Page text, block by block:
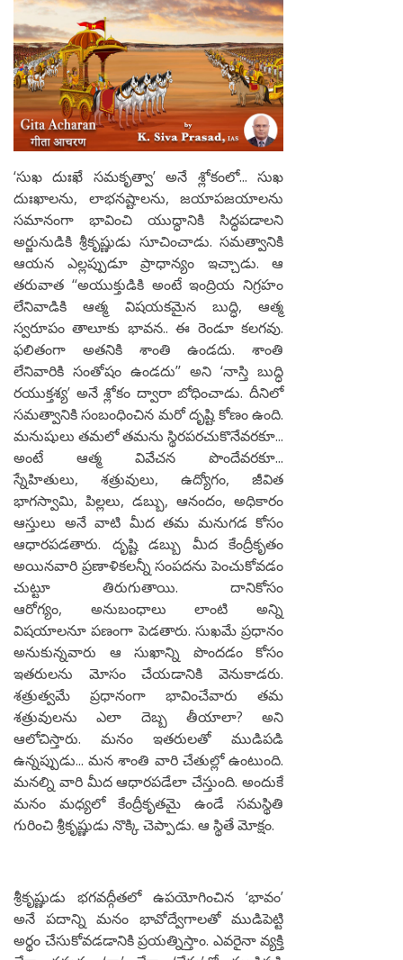
‘సుఖ దుఃఖే సమకృత్వా’ అనే శ్లోకంలో... సుఖ
దుఃఖాలను, లాభనష్టాలను, జయాపజయాలను
సమానంగా భావించి యుద్ధానికి సిద్ధపడాలని
అర్జునుడికి శ్రీకృష్ణుడు సూచించాడు. సమత్వానికి
ఆయన ఎల్లప్పుడూ ప్రాధాన్యం ఇచ్చాడు. ఆ
తరువాత ‘‘అయుక్తుడికి అంటే ఇంద్రియ నిగ్రహం
లేనివాడికి ఆత్మ విషయకమైన బుద్ధి, ఆత్మ
స్వరూపం తాలూకు భావన.. ఈ రెండూ కలగవు.
ఫలితంగా అతనికి శాంతి ఉండదు. శాంతి
లేనివారికి సంతోషం ఉండదు’’ అని ‘నాస్తి బుద్ధి
రయుక్తశ్య’ అనే శ్లోకం ద్వారా బోధించాడు. దీనిలో
సమత్వానికి సంబంధించిన మరో దృష్టి కోణం ఉంది.
మనుషులు తమలో తమను స్థిరపరచుకొనేవరకూ...
అంటే ఆత్మ వివేచన పొందేవరకూ...
స్నేహితులు, శత్రువులు, ఉద్యోగం, జీవిత
భాగస్వామి, పిల్లలు, డబ్బు, ఆనందం, అధికారం
ఆస్తులు అనే వాటి మీద తమ మనుగడ కోసం
ఆధారపడతారు. దృష్టి డబ్బు మీద కేంద్రీకృతం
అయినవారి ప్రణాళికలన్నీ సంపదను పెంచుకోవడం
చుట్టూ తిరుగుతాయి. దానికోసం
ఆరోగ్యం, అనుబంధాలు లాంటి అన్ని
విషయాలనూ పణంగా పెడతారు. సుఖమే ప్రధానం
అనుకున్నవారు ఆ సుఖాన్ని పొందడం కోసం
ఇతరులను మోసం చేయడానికి వెనుకాడరు.
శత్రుత్వమే ప్రధానంగా భావించేవారు తమ
శత్రువులను ఎలా దెబ్బ తీయాలా? అని
ఆలోచిస్తారు. మనం ఇతరులతో ముడిపడి
ఉన్నప్పుడు... మన శాంతి వారి చేతుల్లో ఉంటుంది.
మనల్ని వారి మీద ఆధారపడేలా చేస్తుంది. అందుకే
మనం మధ్యలో కేంద్రీకృతమై ఉండే సమస్థితి
గురించి శ్రీకృష్ణుడు నొక్కి చెప్పాడు. ఆ స్థితే మోక్షం.
శ్రీకృష్ణుడు భగవద్గీతలో ఉపయోగించిన ‘భావం’
అనే పదాన్ని మనం భావోద్వేగాలతో ముడిపెట్టి
అర్థం చేసుకోవడడానికి ప్రయత్నిస్తాం. ఎవరైనా వ్యక్తి